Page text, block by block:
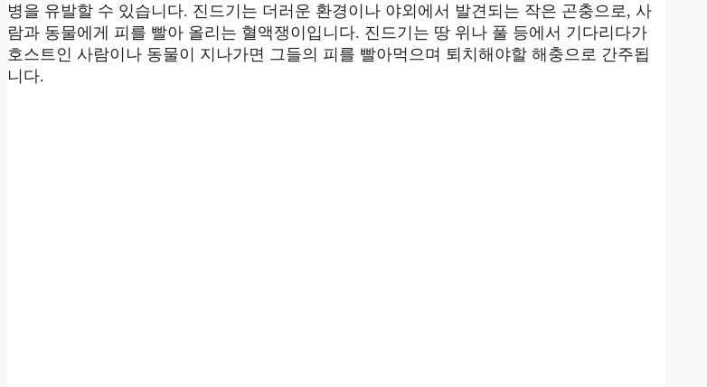
병을 유발할 수 있습니다. 진드기는 더러운 환경이나 야외에서 발견되는 작은 곤충으로, 사
람과 동물에게 피를 빨아 올리는 혈액쟁이입니다. 진드기는 땅 위나 풀 등에서 기다리다가
호스트인 사람이나 동물이 지나가면 그들의 피를 빨아먹으며 퇴치해야할 해충으로 간주됩
니다.